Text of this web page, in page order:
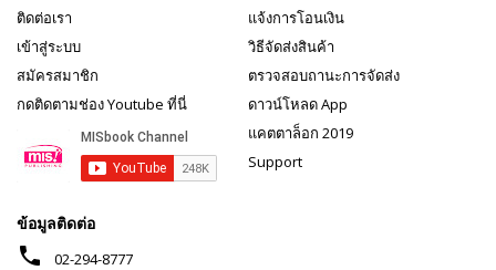
ติดต่อเรา
เข้าสู่ระบบ
สมัครสมาชิก
กดติดตามช่อง Youtube ที่นี่
แจ้งการโอนเงิน
วิธีจัดส่งสินค้า
ตรวจสอบถานะการจัดส่ง
ดาวน์โหลด App
แคตตาล็อก 2019
Support
ข้อมูลติดต่อ
phone 02-294-8777